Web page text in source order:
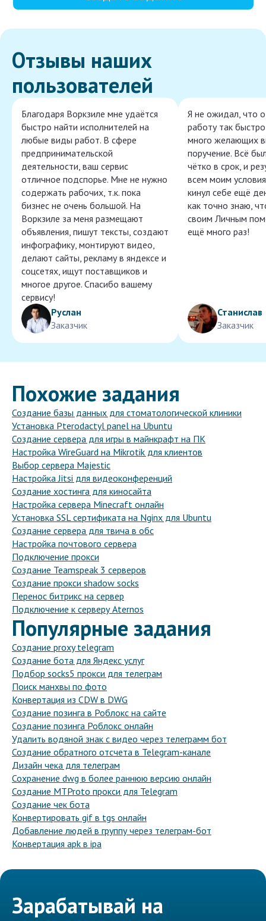
Отзывы наших
пользователей
Благодаря Воркзиле мне удаётся
быстро найти исполнителей на
любые виды работ. В сфере
предпринимательской
деятельности, ваш сервис
отличное подспорье. Мне не нужно
содержать рабочих, т.к. пока
бизнес не очень большой. На
Воркзиле за меня размещают
объявления, пишут тексты, создают
инфографику, монтируют видео,
делают сайты, рекламу в яндексе и
соцсетях, ищут поставщиков и
многое другое. Спасибо вашему
сервису!
Руслан
Заказчик
Я не ожидал, что
работу так
много желающих
поручение. Всё
чётко в срок, и
всем моим
кинул себе ещё
как точно знаю,
своим Личным
ещё много раз!
Станислав
Заказчик
Похожие задания
Создание базы данных для стоматологической клиники
Установка Pterodactyl panel на Ubuntu
Создание сервера для игры в майнкрафт на ПК
Настройка WireGuard на Mikrotik для клиентов
Выбор сервера Majestic
Настройка Jitsi для видеоконференций
Создание хостинга для киносайта
Настройка сервера Minecraft онлайн
Установка SSL сертификата на Nginx для Ubuntu
Создание сервера для твича в обс
Настройка почтового сервера
Подключение прокси
Создание Teamspeak 3 серверов
Создание прокси shadow socks
Перенос битрикс на сервер
Подключение к серверу Aternos
Популярные задания
Создание proxy telegram
Создание бота для Яндекс услуг
Подбор socks5 прокси для телеграм
Поиск манхвы по фото
Конвертация из CDW в DWG
Создание позинга в Роблокс на сайте
Создание позинга Роблокс онлайн
Удалить водяной знак с видео через телеграмм бот
Создание обратного отсчета в Telegram-канале
Дизайн чека для телеграм
Сохранение dwg в более раннюю версию онлайн
Создание MTProto прокси для Telegram
Создание чек бота
Конвертировать gif в tgs онлайн
Добавление людей в группу через телеграм-бот
Конвертация apk в ipa
Зарабатывай на